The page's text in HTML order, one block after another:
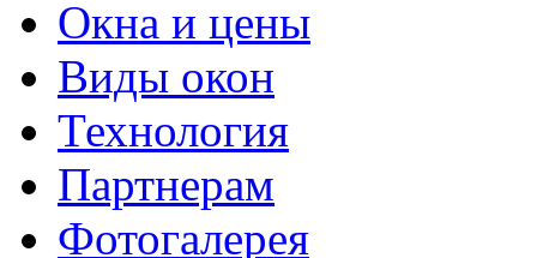
Окна и цены
Виды окон
Технология
Партнерам
Фотогалерея